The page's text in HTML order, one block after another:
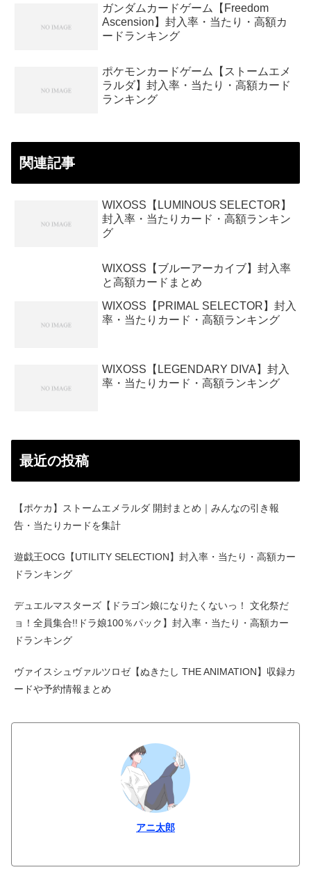
ガンダムカードゲーム【Freedom
Ascension】封入率・当たり・高額カ
ードランキング
ポケモンカードゲーム【ストームエメ
ラルダ】封入率・当たり・高額カード
ランキング
関連記事
WIXOSS【LUMINOUS SELECTOR】
封入率・当たりカード・高額ランキン
グ
WIXOSS【ブルーアーカイブ】封入率
と高額カードまとめ
WIXOSS【PRIMAL SELECTOR】封入
率・当たりカード・高額ランキング
WIXOSS【LEGENDARY DIVA】封入
率・当たりカード・高額ランキング
最近の投稿
【ポケカ】ストームエメラルダ 開封まとめ｜みんなの引き報
告・当たりカードを集計
遊戯王OCG【UTILITY SELECTION】封入率・当たり・高額カー
ドランキング
デュエルマスターズ【ドラゴン娘になりたくないっ！ 文化祭だ
ョ！全員集合!!ドラ娘100％パック】封入率・当たり・高額カー
ドランキング
ヴァイスシュヴァルツロゼ【ぬきたし THE ANIMATION】収録カ
ードや予約情報まとめ
アニ太郎